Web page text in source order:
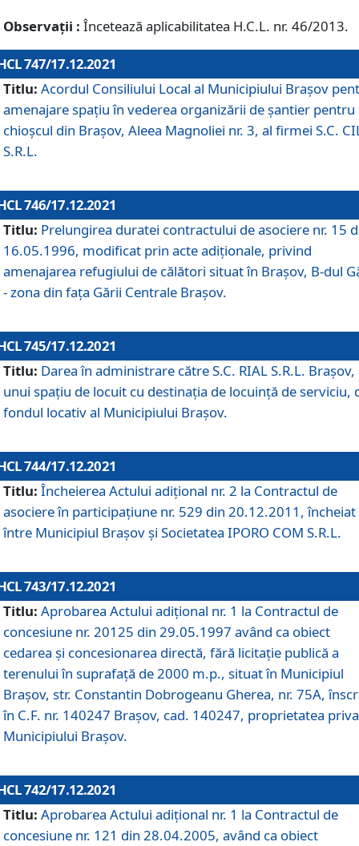
Observații : Încetează aplicabilitatea H.C.L. nr. 46/2013.
747/17.12.2021
Titlu: Acordul Consiliului Local al Municipiului Braşov
amenajare spațiu în vederea organizării de șantier pentru
chioșcul din Brașov, Aleea Magnoliei nr. 3, al firmei S.C.
S.R.L.
746/17.12.2021
Titlu: Prelungirea duratei contractului de asociere nr. 15
16.05.1996, modificat prin acte adiționale, privind
amenajarea refugiului de călători situat în Brașov, B-dul
- zona din faţa Gării Centrale Brașov.
745/17.12.2021
Titlu: Darea în administrare către S.C. RIAL S.R.L. Brașov,
unui spațiu de locuit cu destinația de locuință de serviciu,
fondul locativ al Municipiului Brașov.
744/17.12.2021
Titlu: Încheierea Actului adițional nr. 2 la Contractul de
asociere în participațiune nr. 529 din 20.12.2011, încheiat
între Municipiul Brașov și Societatea IPORO COM S.R.L.
743/17.12.2021
Titlu: Aprobarea Actului adiţional nr. 1 la Contractul de
concesiune nr. 20125 din 29.05.1997 având ca obiect
cedarea și concesionarea directă, fără licitație publică a
terenului în suprafață de 2000 m.p., situat în Municipiul
Brașov, str. Constantin Dobrogeanu Gherea, nr. 75A,
în C.F. nr. 140247 Brașov, cad. 140247, proprietatea
Municipiului Brașov.
742/17.12.2021
Titlu: Aprobarea Actului adiţional nr. 1 la Contractul de
concesiune nr. 121 din 28.04.2005, având ca obiect